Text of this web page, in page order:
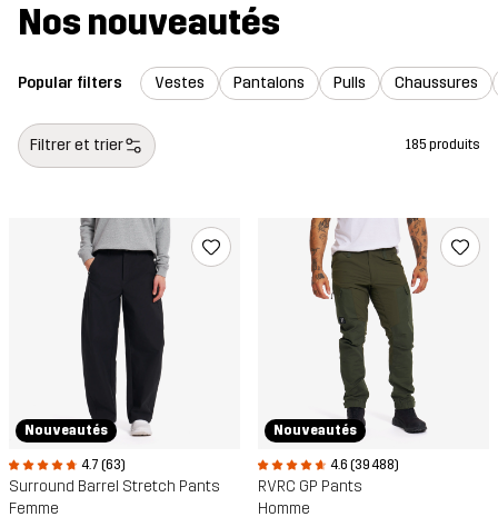
Nos nouveautés
Popular filters Vestes Pantalons Pulls Chaussures
Filtrer et trier 185 produits
Nouveautés
4.7 (63)
Surround Barrel Stretch Pants
Femme
Nouveautés
4.6 (39 488)
RVRC GP Pants
Homme